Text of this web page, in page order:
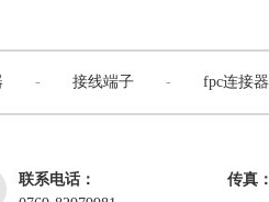
- 接线端子 - fpc连接器
联系电话：
传真：